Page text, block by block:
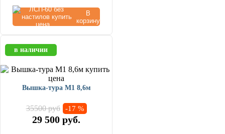
В
корзину
в наличии
Вышка-тура М1 8,6м
35500 руб -17 %
29 500 руб.